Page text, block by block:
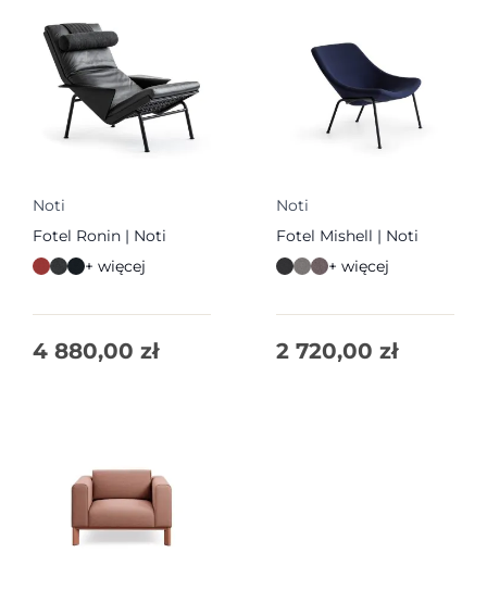
Noti
Fotel Ronin | Noti
+ więcej
4 880,00 zł
Noti
Fotel Mishell | Noti
+ więcej
2 720,00 zł